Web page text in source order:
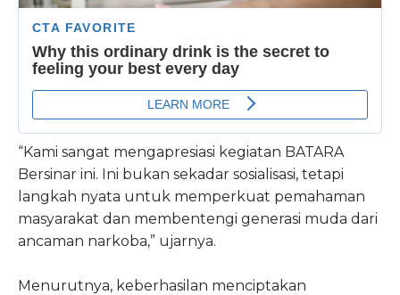
“Kami sangat mengapresiasi kegiatan BATARA
Bersinar ini. Ini bukan sekadar sosialisasi, tetapi
langkah nyata untuk memperkuat pemahaman
masyarakat dan membentengi generasi muda dari
ancaman narkoba,” ujarnya.
Menurutnya, keberhasilan menciptakan